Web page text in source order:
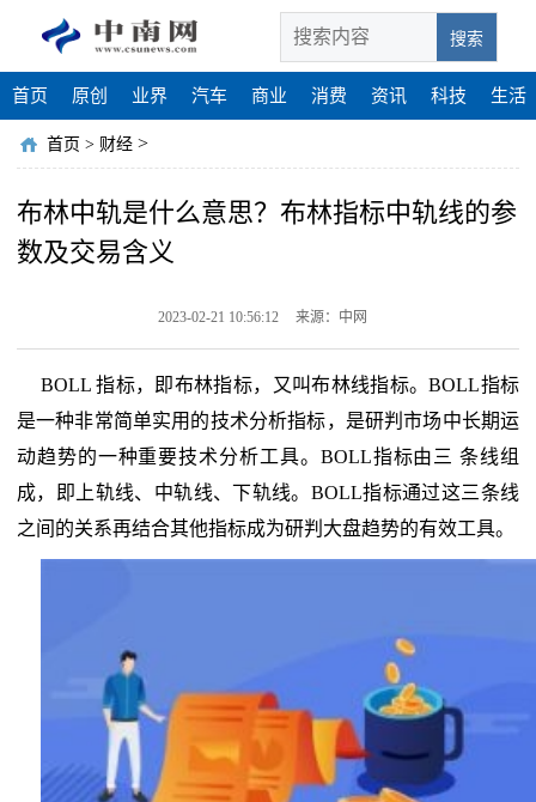
搜索
首页 原创 业界 汽车 商业 消费 资讯 科技 生活
首页 > 财经 >
布林中轨是什么意思？布林指标中轨线的参
数及交易含义
2023-02-21 10:56:12 来源：中网
BOLL 指标，即布林指标，又叫布林线指标。BOLL指标
是一种非常简单实用的技术分析指标，是研判市场中长期运
动趋势的一种重要技术分析工具。BOLL指标由三 条线组
成，即上轨线、中轨线、下轨线。BOLL指标通过这三条线
之间的关系再结合其他指标成为研判大盘趋势的有效工具。